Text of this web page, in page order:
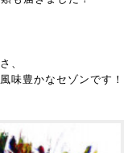
、
味豊かなセゾンです！